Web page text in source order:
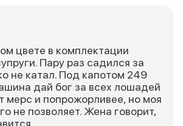
цвете в комплектации
Пару раз садился за
не катал. Под капотом 249
дай бог за всех лошадей
мерс и попрожорливее, но моя
не позволяет. Жена говорит,